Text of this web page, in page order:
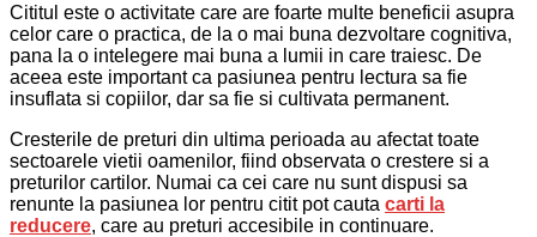
Cititul este o activitate care are foarte multe beneficii asupra
celor care o practica, de la o mai buna dezvoltare cognitiva,
pana la o intelegere mai buna a lumii in care traiesc. De
aceea este important ca pasiunea pentru lectura sa fie
insuflata si copiilor, dar sa fie si cultivata permanent.
Cresterile de preturi din ultima perioada au afectat toate
sectoarele vietii oamenilor, fiind observata o crestere si a
preturilor cartilor. Numai ca cei care nu sunt dispusi sa
renunte la pasiunea lor pentru citit pot cauta carti la
reducere, care au preturi accesibile in continuare.